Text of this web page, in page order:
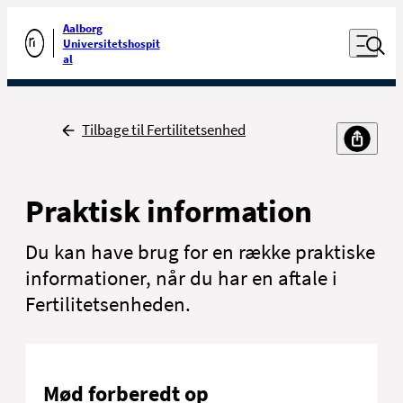
Gå til forsiden
Aalborg
Universitetshospit
al
Åben
Udfør søgning
Tilbage
Tilbage til Fertilitetsenhed
Praktisk information
Du kan have brug for en række praktiske
informationer, når du har en aftale i
Fertilitetsenheden.
Mød forberedt op